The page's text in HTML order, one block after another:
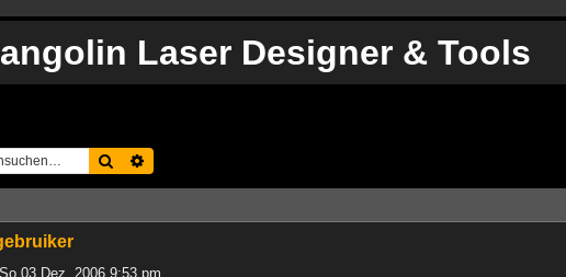
Laser Designer & Tools
Suche
03 Dez, 2006 9:53 pm